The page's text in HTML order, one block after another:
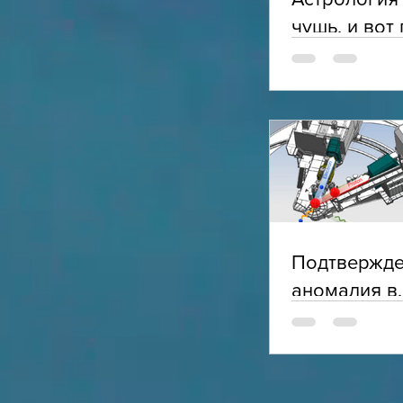
чушь, и вот
аномалия в